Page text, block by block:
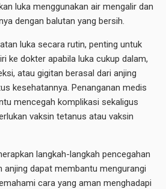
luka menggunakan air mengalir dan
dengan balutan yang bersih.
luka secara rutin, penting untuk
ke dokter apabila luka cukup dalam,
atau gigitan berasal dari anjing
kesehatannya. Penanganan medis
mencegah komplikasi sekaligus
vaksin tetanus atau vaksin
langkah-langkah pencegahan
anjing dapat membantu mengurangi
cara yang aman menghadapi